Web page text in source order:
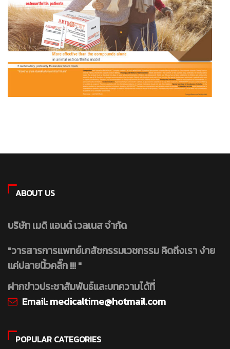
ABOUT US
บริษัท เมดิ แอนด์ เวลเนส จำกัด
"วารสารการแพทย์เภสัชกรรมเวชกรรม คิดถึงเรา ง่าย
แค่ปลายนิ้วคลิ๊ก !!! "
ฝากข่าวประชาสัมพันธ์และบทความได้ที่
Email:medicaltime@hotmail.com
POPULAR CATEGORIES